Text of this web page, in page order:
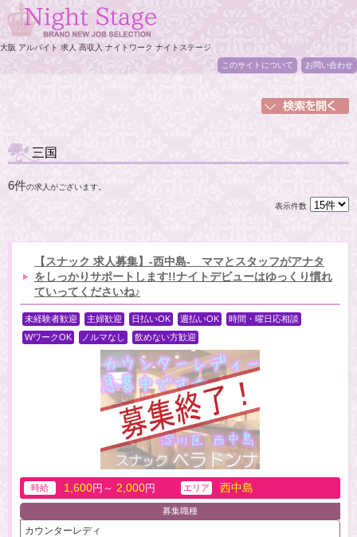
大阪 アルバイト 求人 高収入 ナイトワーク ナイトステージ
このサイトについて
お問い合わせ
三国
6件の求人がございます。
表示件数
【スナック 求人募集】-西中島- ママとスタッフがアナタ
をしっかりサポートします!!ナイトデビューはゆっくり慣れ
ていってくださいね♪
未経験者歓迎 主婦歓迎 日払いOK 週払いOK
時間・曜日応相談
WワークOK
ノルマなし 飲めない方歓迎
時給 1,600円～ 2,000円 エリア 西中島
募集職種
カウンターレディ